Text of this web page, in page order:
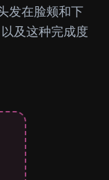
发在脸颊和下
及这种完成度